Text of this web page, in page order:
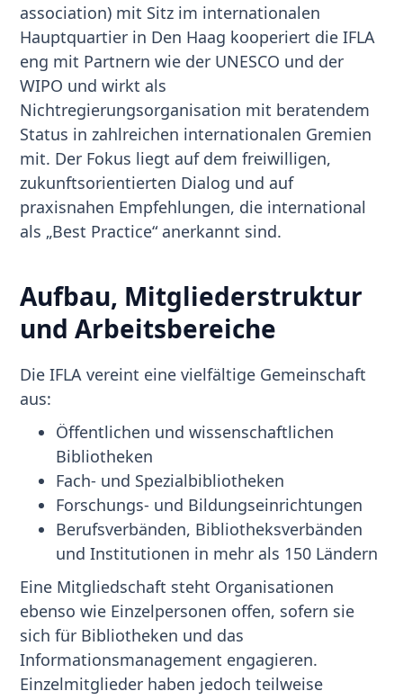
association) mit Sitz im internationalen
Hauptquartier in Den Haag kooperiert die IFLA
eng mit Partnern wie der UNESCO und der
WIPO und wirkt als
Nichtregierungsorganisation mit beratendem
Status in zahlreichen internationalen Gremien
mit. Der Fokus liegt auf dem freiwilligen,
zukunftsorientierten Dialog und auf
praxisnahen Empfehlungen, die international
als „Best Practice“ anerkannt sind.
Aufbau, Mitgliederstruktur
und Arbeitsbereiche
Die IFLA vereint eine vielfältige Gemeinschaft
aus:
Öffentlichen und wissenschaftlichen
Bibliotheken
Fach- und Spezialbibliotheken
Forschungs- und Bildungseinrichtungen
Berufsverbänden, Bibliotheksverbänden
und Institutionen in mehr als 150 Ländern
Eine Mitgliedschaft steht Organisationen
ebenso wie Einzelpersonen offen, sofern sie
sich für Bibliotheken und das
Informationsmanagement engagieren.
Einzelmitglieder haben jedoch teilweise